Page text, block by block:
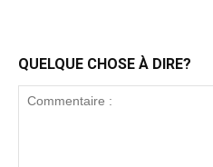
QUELQUE CHOSE À DIRE?